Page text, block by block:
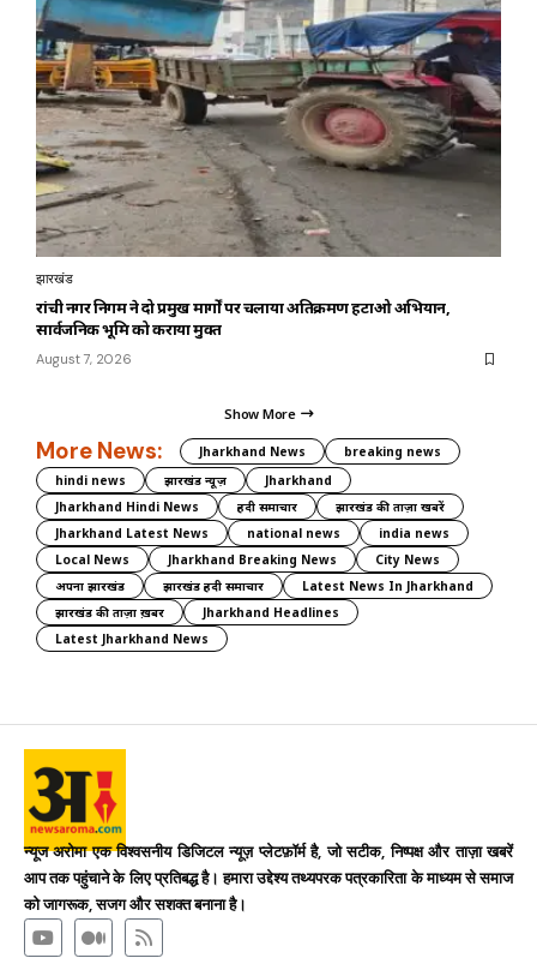
झारखंड
रांची नगर निगम ने दो प्रमुख मार्गों पर चलाया अतिक्रमण हटाओ अभियान,
सार्वजनिक भूमि को कराया मुक्त
August 7, 2026
Show More
More News: Jharkhand News
breaking news
hindi news
झारखंड न्यूज़
Jharkhand
Jharkhand Hindi News
हिंदी समाचार
झारखंड की ताज़ा खबरें
Jharkhand Latest News
national news
india news
Local News
Jharkhand Breaking News
City News
अपना झारखंड
झारखंड हिंदी समाचार
Latest News In Jharkhand
झारखंड की ताज़ा ख़बर
Jharkhand Headlines
Latest Jharkhand News
न्यूज अरोमा एक विश्वसनीय डिजिटल न्यूज़ प्लेटफ़ॉर्म है, जो सटीक, निष्पक्ष और ताज़ा खबरें
आप तक पहुंचाने के लिए प्रतिबद्ध है। हमारा उद्देश्य तथ्यपरक पत्रकारिता के माध्यम से समाज
को जागरूक, सजग और सशक्त बनाना है।